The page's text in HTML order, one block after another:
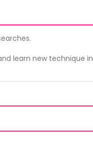
learn new technique